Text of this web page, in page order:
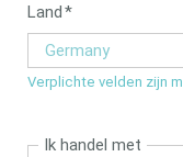
Verplicht
veld
Land*
Verplichte velden zijn
Ik handel met